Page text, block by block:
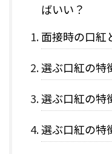
ばいい？
面接時の口紅
選ぶ口紅の
選ぶ口紅の
選ぶ口紅の